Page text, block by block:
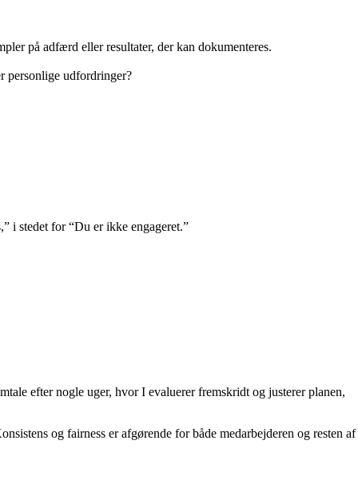
på adfærd eller resultater, der kan dokumenteres.
personlige udfordringer?
i stedet for “Du er ikke engageret.”
efter nogle uger, hvor I evaluerer fremskridt og justerer planen,
og fairness er afgørende for både medarbejderen og resten af